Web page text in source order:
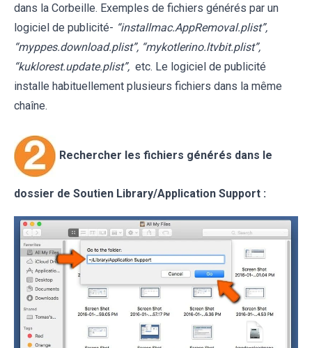
dans la Corbeille. Exemples de fichiers générés par un
logiciel de publicité- “installmac.AppRemoval.plist”,
“myppes.download.plist”, “mykotlerino.ltvbit.plist”,
“kuklorest.update.plist”, etc. Le logiciel de publicité
installe habituellement plusieurs fichiers dans la même
chaîne.
Rechercher les fichiers générés dans le
dossier de Soutien Library/Application Support :